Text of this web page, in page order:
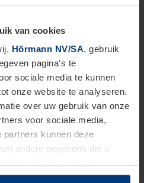
van cookies
Hörmann NV/SA, gebruik
pagina's te
sociale media te kunnen
onze website te analyseren.
over uw gebruik van onze
voor sociale media,
kunnen deze
andere gegevens die u